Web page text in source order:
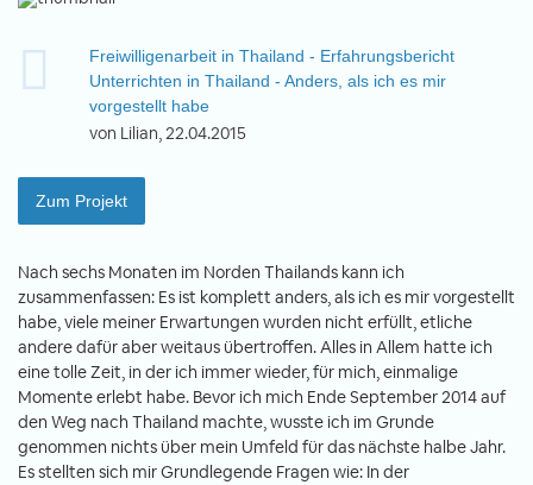
Freiwilligenarbeit in Thailand - Erfahrungsbericht
Unterrichten in Thailand - Anders, als ich es mir
vorgestellt habe
von Lilian, 22.04.2015
Zum Projekt
Nach sechs Monaten im Norden Thailands kann ich
zusammenfassen: Es ist komplett anders, als ich es mir vorgestellt
habe, viele meiner Erwartungen wurden nicht erfüllt, etliche
andere dafür aber weitaus übertroffen. Alles in Allem hatte ich
eine tolle Zeit, in der ich immer wieder, für mich, einmalige
Momente erlebt habe. Bevor ich mich Ende September 2014 auf
den Weg nach Thailand machte, wusste ich im Grunde
genommen nichts über mein Umfeld für das nächste halbe Jahr.
Es stellten sich mir Grundlegende Fragen wie: In der